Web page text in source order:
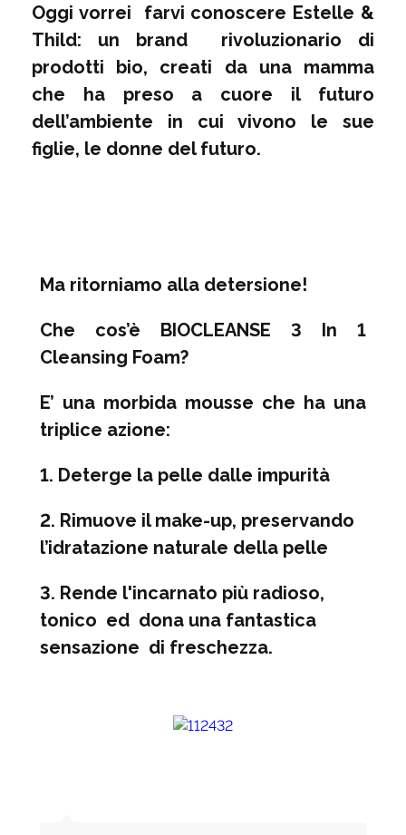
Oggi vorrei farvi conoscere Estelle &
Thild: un brand rivoluzionario di
prodotti bio, creati da una mamma
che ha preso a cuore il futuro
dell’ambiente in cui vivono le sue
figlie, le donne del futuro.
Ma ritorniamo alla detersione!
Che cos’è BIOCLEANSE 3 In 1
Cleansing Foam?
E’ una morbida mousse che ha una
triplice azione:
1. Deterge la pelle dalle impurità
2. Rimuove il make-up, preservando
l’idratazione naturale della pelle
3. Rende l'incarnato più radioso,
tonico ed dona una fantastica
sensazione di freschezza.